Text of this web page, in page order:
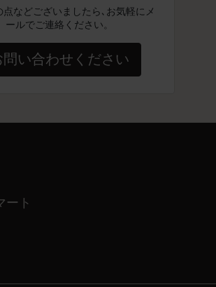
点などございましたら､お気軽にメ
ールでご連絡ください。
問い合わせください
ート